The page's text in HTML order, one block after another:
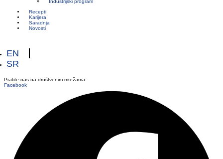
Industrijski program
Recepti
Karijera
Saradnja
Novosti
EN
SR
Pratite nas na društvenim mrežama
Facebook